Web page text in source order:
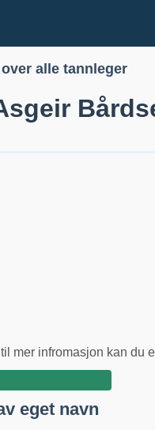
alle tannleger
mer infromasjon kan du
eget navn